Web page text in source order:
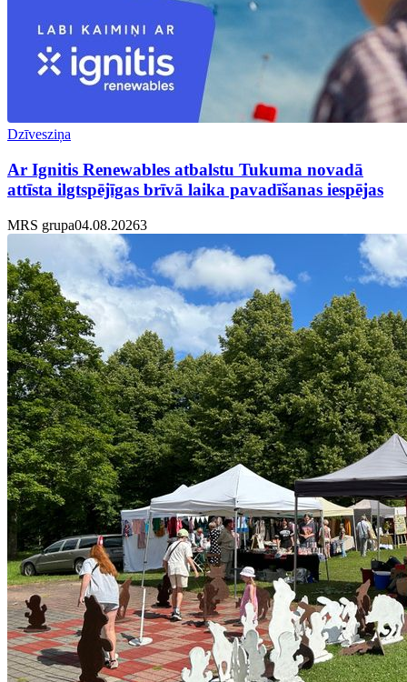
Dzīvesziņa
Ar Ignitis Renewables atbalstu Tukuma novadā
attīsta ilgtspējīgas brīvā laika pavadīšanas iespējas
MRS grupa04.08.20263